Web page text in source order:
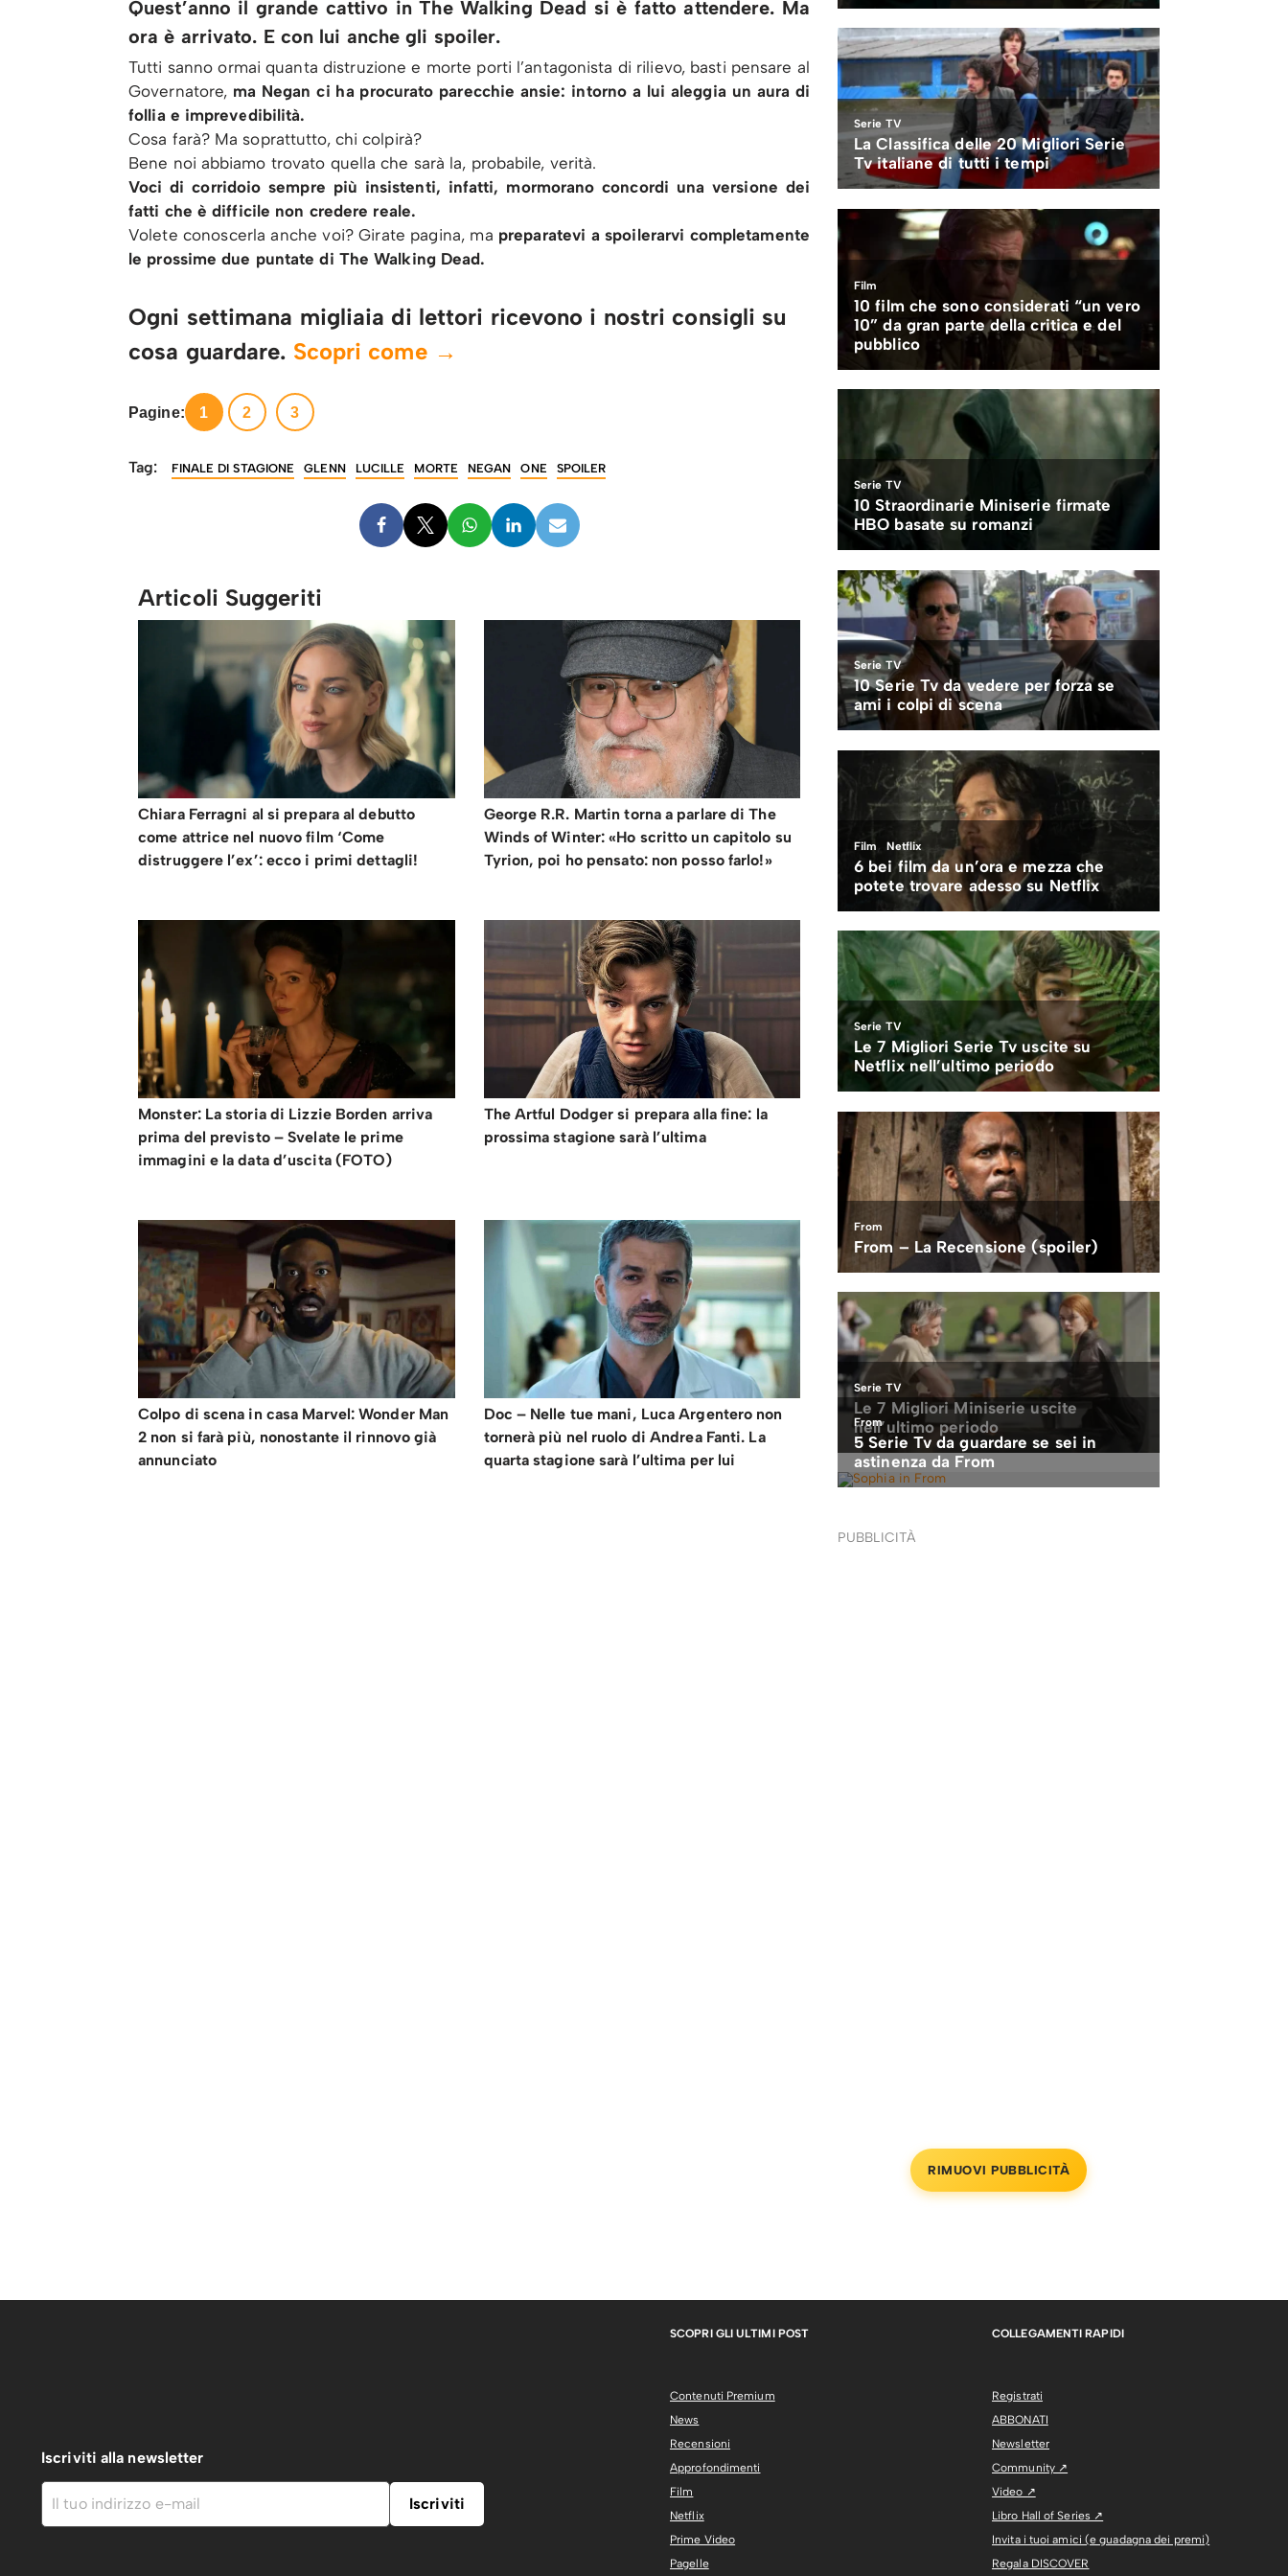
Quest’anno il grande cattivo in The Walking Dead si è fatto attendere. Ma
ora è arrivato. E con lui anche gli spoiler.
Tutti sanno ormai quanta distruzione e morte porti l’antagonista di rilievo, basti pensare al
Governatore, ma Negan ci ha procurato parecchie ansie: intorno a lui aleggia un aura di
follia e imprevedibilità.
Cosa farà? Ma soprattutto, chi colpirà?
Bene noi abbiamo trovato quella che sarà la, probabile, verità.
Voci di corridoio sempre più insistenti, infatti, mormorano concordi una versione dei
fatti che è difficile non credere reale.
Volete conoscerla anche voi? Girate pagina, ma preparatevi a spoilerarvi completamente
le prossime due puntate di The Walking Dead.
Ogni settimana migliaia di lettori ricevono i nostri consigli su
cosa guardare. Scopri come →
Pagine: 1 2 3
Tag: FINALE DI STAGIONE GLENN LUCILLE MORTE NEGAN ONE SPOILER
Articoli Suggeriti
Chiara Ferragni al si prepara al debutto
come attrice nel nuovo film ‘Come
distruggere l’ex’: ecco i primi dettagli!
George R.R. Martin torna a parlare di The
Winds of Winter: «Ho scritto un capitolo su
Tyrion, poi ho pensato: non posso farlo!»
Monster: La storia di Lizzie Borden arriva
prima del previsto – Svelate le prime
immagini e la data d’uscita (FOTO)
The Artful Dodger si prepara alla fine: la
prossima stagione sarà l’ultima
Colpo di scena in casa Marvel: Wonder Man
2 non si farà più, nonostante il rinnovo già
annunciato
Doc – Nelle tue mani, Luca Argentero non
tornerà più nel ruolo di Andrea Fanti. La
quarta stagione sarà l’ultima per lui
PUBBLICITÀ
RIMUOVI PUBBLICITÀ
Iscriviti alla newsletter
SCOPRI GLI ULTIMI POST
Contenuti Premium
News
Recensioni
Approfondimenti
Film
Netflix
Prime Video
Pagelle
COLLEGAMENTI RAPIDI
Registrati
ABBONATI
Newsletter
Community ↗
Video ↗
Libro Hall of Series ↗
Invita i tuoi amici (e guadagna dei premi)
Regala DISCOVER